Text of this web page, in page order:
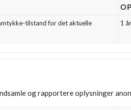
tilstand for det aktuelle
1 år
og rapportere oplysninger